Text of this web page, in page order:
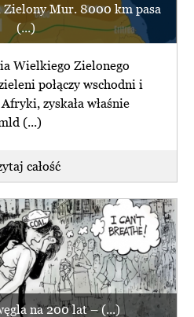
Mur. 8000 km pasa
(...)
Wielkiego Zielonego
połączy wschodni i
zyskała właśnie
(...)
całość
na 200 lat – (...)